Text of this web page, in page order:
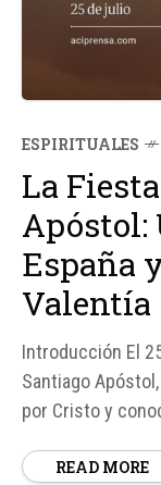
ESPIRITUALES
La
Apóstol:
España
Valentía
Introducción El
Santiago
por Cristo y
un lugar especial
READ MORE